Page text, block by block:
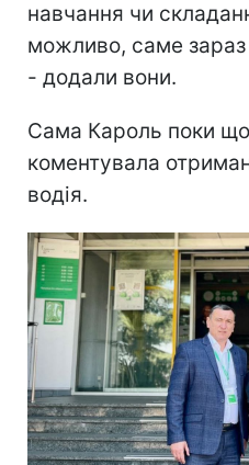
навчання чи
можливо, саме
- додали вони.
Сама Кароль поки що
коментувала
водія.